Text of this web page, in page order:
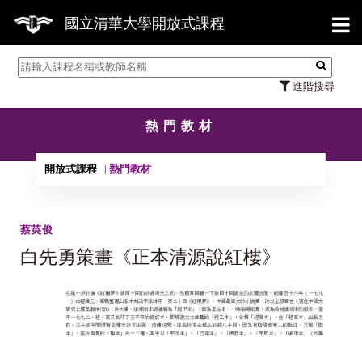
國立清華大學開放式課程
進階搜尋
【
熱門教材
開放式課程 熱門教材
蔡英俊
白先勇策畫《正本清源說紅樓》